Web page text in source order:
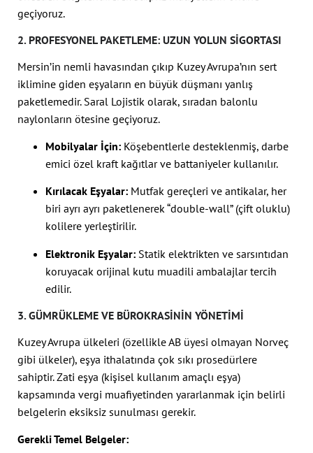
geçiyoruz.
2. PROFESYONEL PAKETLEME: UZUN YOLUN SIGORTASI
Mersin’in nemli havasından çıkıp Kuzey Avrupa’nın sert
iklimine giden eşyaların en büyük düşmanı yanlış
paketlemedir. Saral Lojistik olarak, sıradan balonlu
naylonların ötesine geçiyoruz.
Mobilyalar İçin: Köşebentlerle desteklenmiş, darbe
emici özel kraft kağıtlar ve battaniyeler kullanılır.
Kırılacak Eşyalar: Mutfak gereçleri ve antikalar, her
biri ayrı ayrı paketlenerek “double-wall” (çift oluklu)
kolilere yerleştirilir.
Elektronik Eşyalar: Statik elektrikten ve sarsıntıdan
koruyacak orijinal kutu muadili ambalajlar tercih
edilir.
3. GÜMRÜKLEME VE BÜROKRASININ YÖNETIMI
Kuzey Avrupa ülkeleri (özellikle AB üyesi olmayan Norveç
gibi ülkeler), eşya ithalatında çok sıkı prosedürlere
sahiptir. Zati eşya (kişisel kullanım amaçlı eşya)
kapsamında vergi muafiyetinden yararlanmak için belirli
belgelerin eksiksiz sunulması gerekir.
Gerekli Temel Belgeler: